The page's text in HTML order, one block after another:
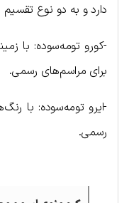
دارد و به دو نوع
-کورو تومه‌سوده: با
برای مراسم‌های رسمی.
-ایرو تومه‌سوده: با
رسمی.